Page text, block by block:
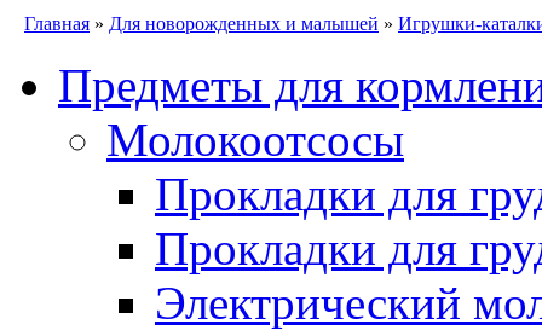
Главная » Для новорожденных и малышей » Игрушки-
Предметы для
Молокоотсосы
Прокладки для
Прокладки для
Электрический